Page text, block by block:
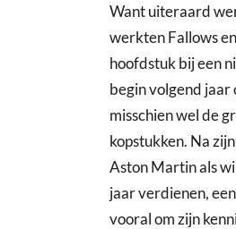
Want uiteraard
werkten Fallows
hoofdstuk bij een
begin volgend
misschien wel de
kopstukken. Na
Aston Martin als
jaar verdienen,
vooral om zijn